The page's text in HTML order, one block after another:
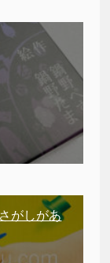
がしがあ